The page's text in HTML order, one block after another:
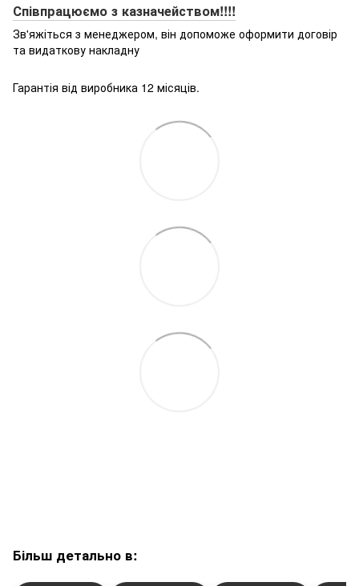
Співпрацюємо з казначейством!!!!
Зв'яжіться з менеджером, він допоможе оформити договір
та видаткову накладну
Гарантія від виробника 12 місяців.
Більш детально в: